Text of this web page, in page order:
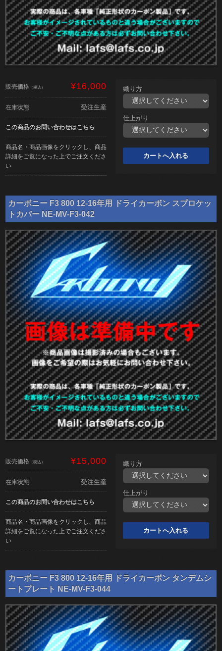
販売価格 （税込） ¥16,000
在庫状態 受注生産
この商品のお問い合わせはこちら
商品名・商品画像をクリックし、商品
詳細をご覧になった上でご注文くださ
い
織り方
仕上がり
カーボニー F3 800 12-16年用 ドライカーボン スプロケッ
トカバー NE-MV-F3-042
販売価格 （税込） ¥15,000
在庫状態 受注生産
この商品のお問い合わせはこちら
商品名・商品画像をクリックし、商品
詳細をご覧になった上でご注文くださ
い
織り方
仕上がり
カーボニー F3 800 12-16年用 ドライカーボン タンデムシ
ートプレート NE-MV-F3-044